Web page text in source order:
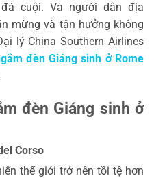
cuội. Và người dân địa
mừng và tận hưởng không
lý China Southern Airlines
đèn Giáng sinh ở Rome
đèn Giáng sinh ở
Corso
thế giới trở nên tồi tệ hơn